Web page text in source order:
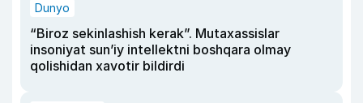
Dunyo
“Biroz sekinlashish kerak”. Mutaxassislar
insoniyat sun’iy intellektni boshqara olmay
qolishidan xavotir bildirdi